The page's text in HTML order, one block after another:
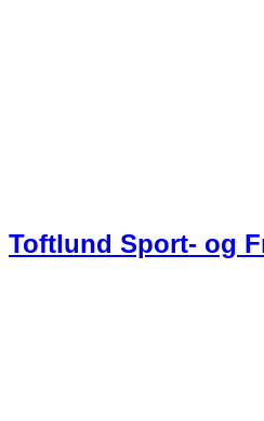
Toftlund Sport- og